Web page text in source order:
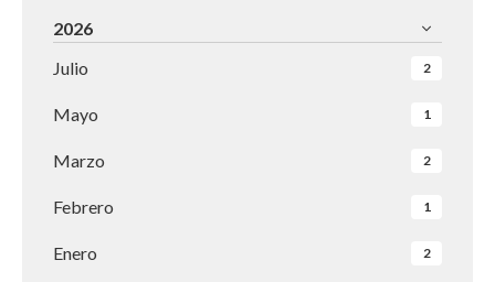
2026
Julio
2
Mayo 1
Marzo 2
Febrero 1
Enero 2